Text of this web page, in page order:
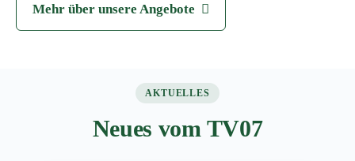
Mehr über unsere Angebote
AKTUELLES
Neues vom TV07